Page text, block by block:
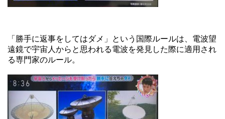
「勝手に返事をしてはダメ」という国際ルールは、電波望
遠鏡で宇宙人からと思われる電波を発見した際に適用され
る専門家のルール。